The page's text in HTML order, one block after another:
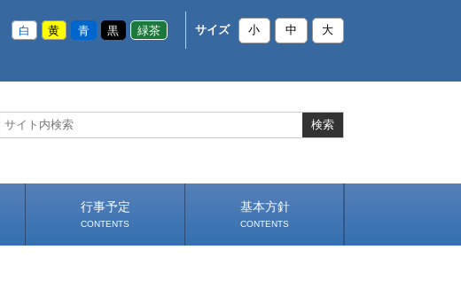
白 黄 青 黒 緑茶 サイズ 小 中 大
行事予定
CONTENTS
基本方針
CONTENTS